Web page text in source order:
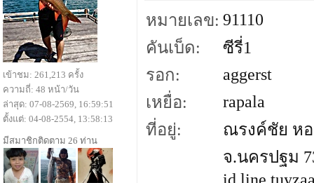
หมายเลข: 91110
คันเบ็ด:
ซีรี่1
รอก:
aggerst
เหยื่อ:
rapala
ที่อยู่:
ณรงค์ชัย หอ
จ.นครปฐม
เข้าชม: 261,213 ครั้ง
ความถี่: 48 หน้า/วัน
ล่าสุด: 07-08-2569, 16:59:51
ตั้งแต่: 04-08-2554, 13:58:13
มีสมาชิกติดตาม 26 ท่าน